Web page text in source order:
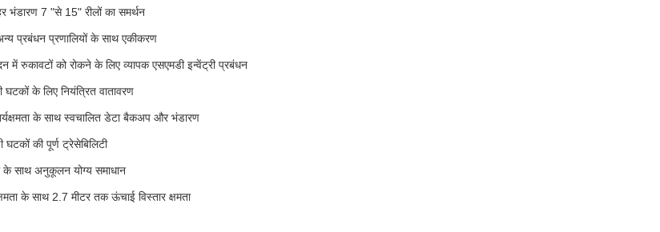
भंडारण 7 "से 15" रीलों का समर्थन
प्रबंधन प्रणालियों के साथ एकीकरण
में रुकावटों को रोकने के लिए व्यापक एसएमडी इन्वेंट्री प्रबंधन
घटकों के लिए नियंत्रित वातावरण
के साथ स्वचालित डेटा बैकअप और भंडारण
घटकों की पूर्ण ट्रेसेबिलिटी
के साथ अनुकूलन योग्य समाधान
के साथ 2.7 मीटर तक ऊंचाई विस्तार क्षमता